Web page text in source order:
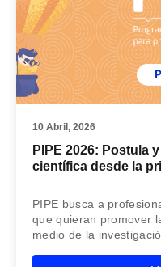
10 Abril, 2026
PIPE 2026: Postula
científica desde la
PIPE busca a
que quieran promover
medio de la